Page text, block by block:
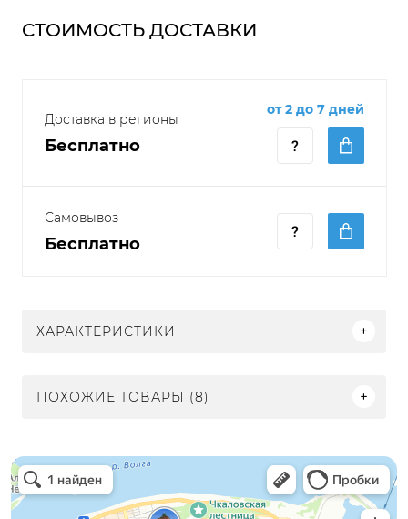
СТОИМОСТЬ ДОСТАВКИ
Доставка в регионы
Бесплатно
от 2 до 7 дней
Самовывоз
Бесплатно
ХАРАКТЕРИСТИКИ
ПОХОЖИЕ ТОВАРЫ (8)
Электрон
Светильники в Нижнем Новгороде
Электротехническая продукция в Нижнем Новгороде